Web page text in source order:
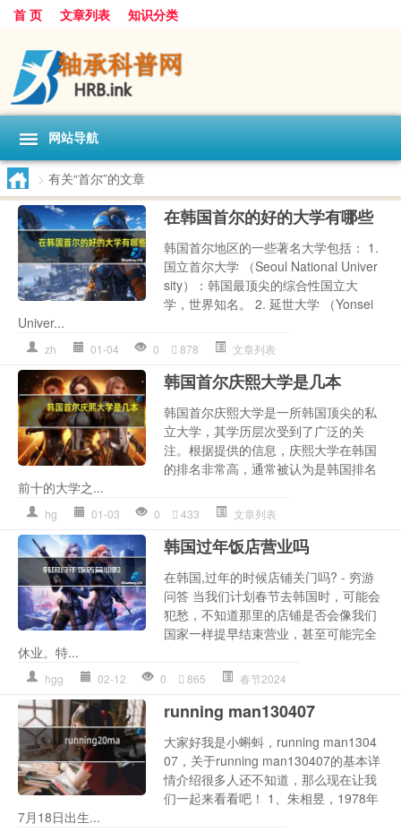
首 页 文章列表 知识分类
网站导航
> 有关“首尔”的文章
在韩国首尔的好的大学有哪些
韩国首尔地区的一些著名大学包括： 1.
国立首尔大学 （Seoul National Univer
sity）：韩国最顶尖的综合性国立大
学，世界知名。 2. 延世大学 （Yonsei
Univer...
zh 01-04 0 878 文章列表
韩国首尔庆熙大学是几本
韩国首尔庆熙大学是一所韩国顶尖的私
立大学，其学历层次受到了广泛的关
注。根据提供的信息，庆熙大学在韩国
的排名非常高，通常被认为是韩国排名
前十的大学之...
hg 01-03 0 433 文章列表
韩国过年饭店营业吗
在韩国,过年的时候店铺关门吗? - 穷游
问答 当我们计划春节去韩国时，可能会
犯愁，不知道那里的店铺是否会像我们
国家一样提早结束营业，甚至可能完全
休业。特...
hgg 02-12 0 865 春节2024
running man130407
大家好我是小蝌蚪，running man1304
07，关于running man130407的基本详
情介绍很多人还不知道，那么现在让我
们一起来看看吧！ 1、朱相昱，1978年
7月18日出生...